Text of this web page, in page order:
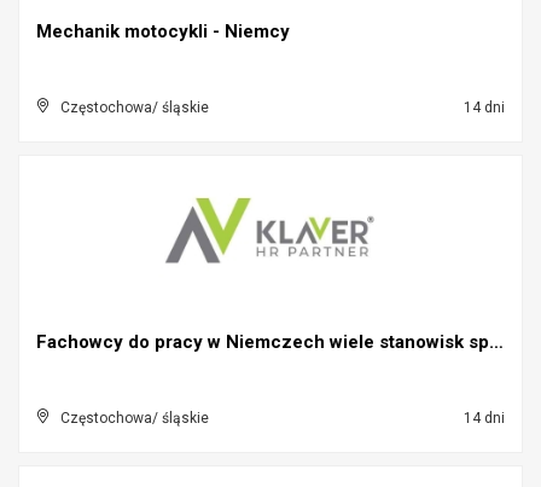
Mechanik motocykli - Niemcy
Częstochowa/ śląskie 14 dni
Fachowcy do pracy w Niemczech wiele stanowisk spaw...
Częstochowa/ śląskie 14 dni